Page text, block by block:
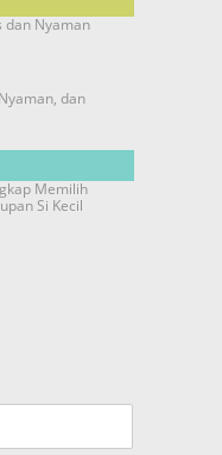
dan Nyaman
dan
Memilih
Si Kecil